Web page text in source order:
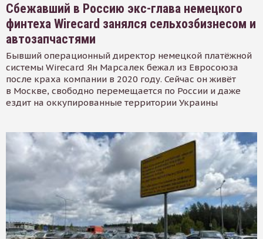
Сбежавший в Россию экс-глава немецкого
финтеха Wirecard занялся сельхозбизнесом и
автозапчастями
Бывший операционный директор немецкой платёжной
системы Wirecard Ян Марсалек бежал из Евросоюза
после краха компании в 2020 году. Сейчас он живёт
в Москве, свободно перемещается по России и даже
ездит на оккупированные территории Украины